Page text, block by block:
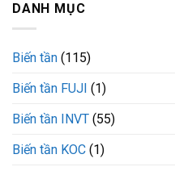
DANH MỤC
Biến tần (115)
Biến tần FUJI (1)
Biến tần INVT (55)
Biến tần KOC (1)